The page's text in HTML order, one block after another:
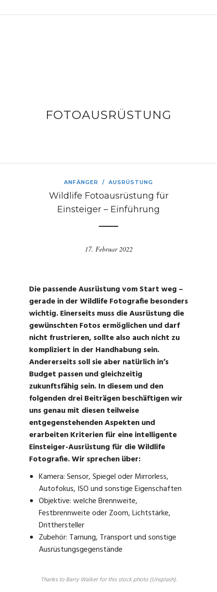
FOTOAUSRÜSTUNG
ANFÄNGER / AUSRÜSTUNG
Wildlife Fotoausrüstung für
Einsteiger – Einführung
17. Februar 2022
Die passende Ausrüstung vom Start weg –
gerade in der Wildlife Fotografie besonders
wichtig. Einerseits muss die Ausrüstung die
gewünschten Fotos ermöglichen und darf
nicht frustrieren, sollte also auch nicht zu
kompliziert in der Handhabung sein.
Andererseits soll sie aber natürlich in’s
Budget passen und gleichzeitig
zukunftsfähig sein. In diesem und den
folgenden drei Beiträgen beschäftigen wir
uns genau mit diesen teilweise
entgegenstehenden Aspekten und
erarbeiten Kriterien für eine intelligente
Einsteiger-Ausrüstung für die Wildlife
Fotografie. Wir sprechen über:
Kamera: Sensor, Spiegel oder Mirrorless,
Autofokus, ISO und sonstige Eigenschaften
Objektive: welche Brennweite,
Festbrennweite oder Zoom, Lichtstärke,
Dritthersteller
Zubehör: Tarnung, Transport und sonstige
Ausrüstungsgegenstände
Thanks to Barry Walker for this stock photo (Unsplash).